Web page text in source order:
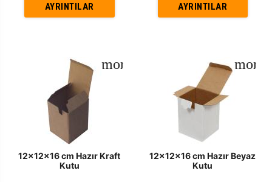
AYRINTILAR AYRINTILAR
12x12x16 cm Hazır Kraft
Kutu
12x12x16 cm Hazır Beyaz
Kutu